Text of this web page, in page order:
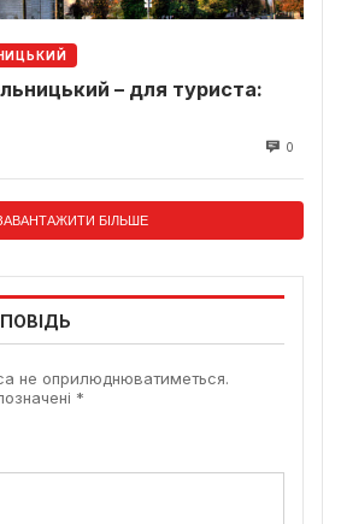
– для туриста:
0
БІЛЬШЕ
не оприлюднюватиметься.
*